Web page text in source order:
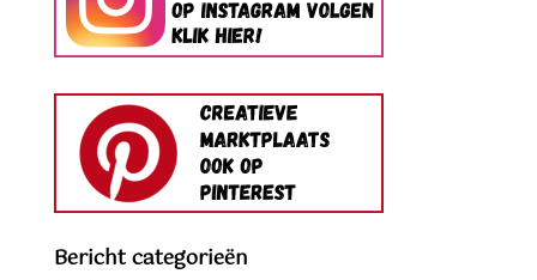
Bericht categorieën